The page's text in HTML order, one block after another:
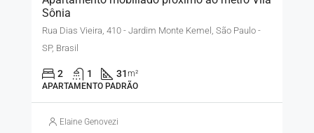
Sônia
Rua Dias Vieira, 410 - Jardim Monte Kemel, São Paulo -
SP, Brasil
2 1 31m²
APARTAMENTO PADRÃO
Elaine Genovezi